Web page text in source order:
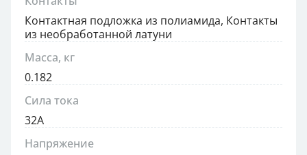
Контактная подложка из полиамида, Контакты
из необработанной латуни
Масса, кг
0.182
Сила тока
32А
Напряжение